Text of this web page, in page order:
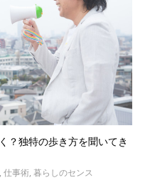
？独特の歩き方を聞いてき
, 仕事術, 暮らしのセンス